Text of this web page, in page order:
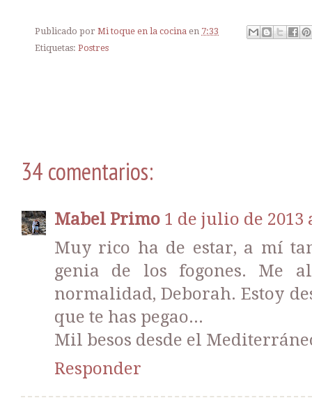
Publicado por Mi toque en la cocina en 7:33
Etiquetas: Postres
34 comentarios:
Mabel Primo 1 de julio de 2013
Muy rico ha de estar, a mí
genia de los fogones. Me
normalidad, Deborah. Estoy
que te has pegao...
Mil besos desde el
Responder